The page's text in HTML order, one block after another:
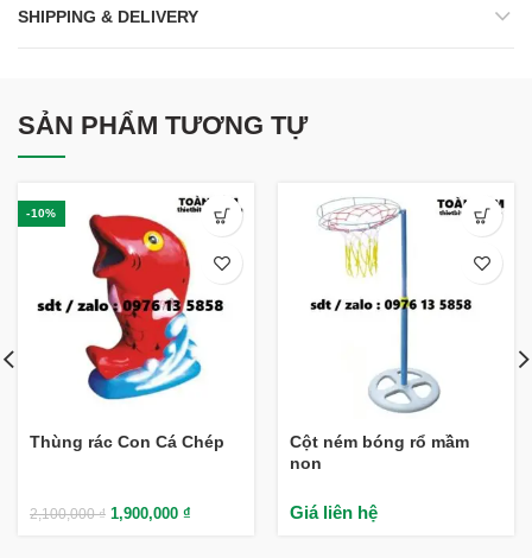
SHIPPING & DELIVERY
SẢN PHẨM TƯƠNG TỰ
-10%
Thùng rác Con Cá Chép
2,100,000₫ 1,900,000 ₫
Cột ném bóng rổ mầm
non
Giá liên hệ